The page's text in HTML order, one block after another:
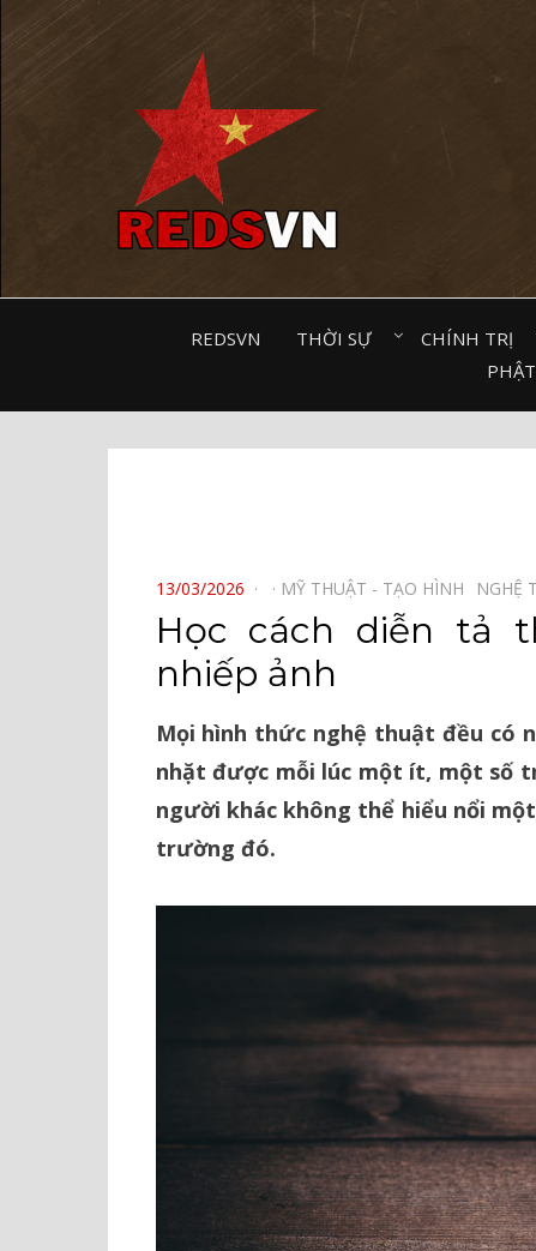
REDSVN THỜI SỰ⠀ CHÍNH TRỊ⠀
POSTED
ON
13/03/2026 MỸ THUẬT - TẠO HÌNH⠀ NGHỆ
Học cách diễn tả
nhiếp ảnh
Mọi hình thức nghệ thuật đều có
nhặt được mỗi lúc một ít, một số
người khác không thể hiểu nổi
trường đó.